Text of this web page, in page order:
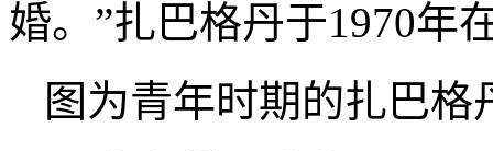
婚。”扎巴格丹于1970年
图为青年时期的扎巴